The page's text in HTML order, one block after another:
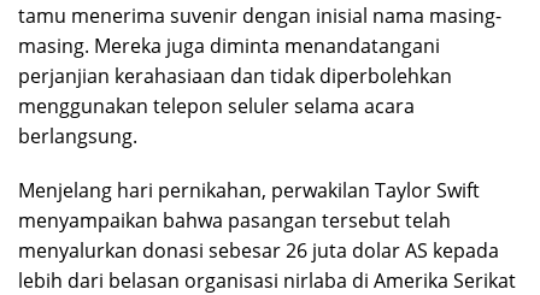
tamu menerima suvenir dengan inisial nama masing-
masing. Mereka juga diminta menandatangani
perjanjian kerahasiaan dan tidak diperbolehkan
menggunakan telepon seluler selama acara
berlangsung.
Menjelang hari pernikahan, perwakilan Taylor Swift
menyampaikan bahwa pasangan tersebut telah
menyalurkan donasi sebesar 26 juta dolar AS kepada
lebih dari belasan organisasi nirlaba di Amerika Serikat